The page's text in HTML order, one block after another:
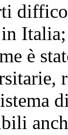
Italia;
stato